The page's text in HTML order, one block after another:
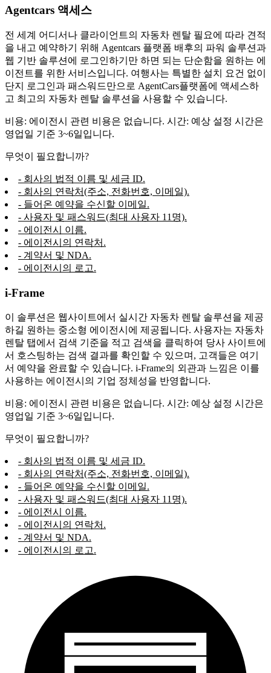
Agentcars 액세스
전 세계 어디서나 클라이언트의 자동차 렌탈 필요에 따라 견적
을 내고 예약하기 위해 Agentcars 플랫폼 배후의 파워 솔루션과
웹 기반 솔루션에 로그인하기만 하면 되는 단순함을 원하는 에
이전트를 위한 서비스입니다. 여행사는 특별한 설치 요건 없이
단지 로그인과 패스워드만으로 AgentCars플랫폼에 액세스하
고 최고의 자동차 렌탈 솔루션을 사용할 수 있습니다.
비용: 에이전시 관련 비용은 없습니다. 시간: 예상 설정 시간은
영업일 기준 3~6일입니다.
무엇이 필요합니까?
- 회사의 법적 이름 및 세금 ID.
- 회사의 연락처(주소, 전화번호, 이메일).
- 들어온 예약을 수신할 이메일.
- 사용자 및 패스워드(최대 사용자 11명).
- 에이전시 이름.
- 에이전시의 연락처.
- 계약서 및 NDA.
- 에이전시의 로고.
i-Frame
이 솔루션은 웹사이트에서 실시간 자동차 렌탈 솔루션을 제공
하길 원하는 중소형 에이전시에 제공됩니다. 사용자는 자동차
렌탈 탭에서 검색 기준을 적고 검색을 클릭하여 당사 사이트에
서 호스팅하는 검색 결과를 확인할 수 있으며, 고객들은 여기
서 예약을 완료할 수 있습니다. i-Frame의 외관과 느낌은 이를
사용하는 에이전시의 기업 정체성을 반영합니다.
비용: 에이전시 관련 비용은 없습니다. 시간: 예상 설정 시간은
영업일 기준 3~6일입니다.
무엇이 필요합니까?
- 회사의 법적 이름 및 세금 ID.
- 회사의 연락처(주소, 전화번호, 이메일).
- 들어온 예약을 수신할 이메일.
- 사용자 및 패스워드(최대 사용자 11명).
- 에이전시 이름.
- 에이전시의 연락처.
- 계약서 및 NDA.
- 에이전시의 로고.